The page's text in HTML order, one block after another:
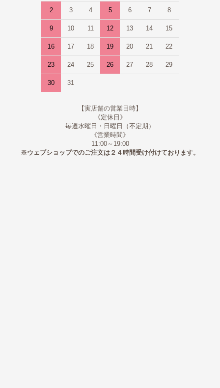
2 3 4 5 6 7 8
9 10 11 12 13 14 15
16 17 18 19 20 21 22
23 24 25 26 27 28 29
30 31
【実店舗の営業日時】
《定休日》
毎週水曜日・日曜日（不定期）
《営業時間》
11:00～19:00
※ウェブショップでのご注文は２４時間受け付けております。